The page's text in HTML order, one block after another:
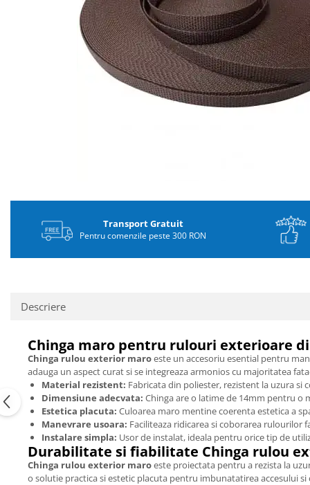
Transport Gratuit
Pentru comenzile peste 300 RON
Descriere
Chinga maro pentru rulouri exterioare
Chinga rulou exterior maroeste un accesoriu esential pentru
adauga un aspect curat si se integreaza armonios cu majoritatea
Material rezistent: Fabricata din poliester, rezistent la uzura si
Dimensiune adecvata: Chinga are o latime de 14mm pentru o
Estetica placuta: Culoarea maro mentine coerenta estetica a
Manevrare usoara: Faciliteaza ridicarea si coborarea rulourilor
Instalare simpla: Usor de instalat, ideala pentru orice tip de
Durabilitate si fiabilitate Chinga rulou
Chinga rulou exterior maroeste proiectata pentru a rezista la
o solutie practica si estetic placuta pentru imbunatatirea accesului